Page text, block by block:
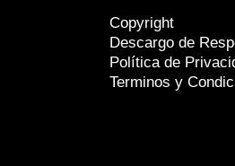
Copyright
Descargo de
Política de
Terminos y